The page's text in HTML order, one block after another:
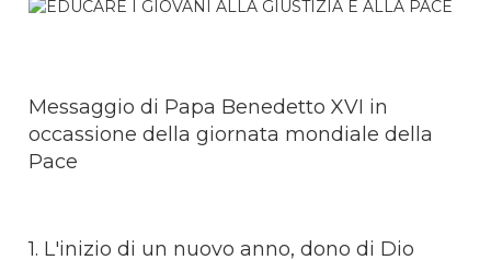
Messaggio di Papa Benedetto XVI in
occassione della giornata mondiale della
Pace
1. L'inizio di un nuovo anno, dono di Dio